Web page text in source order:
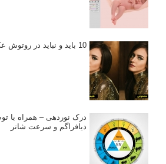
10 باید و نباید در روتوش عکس ها
دیافراگم و سرعت شاتر